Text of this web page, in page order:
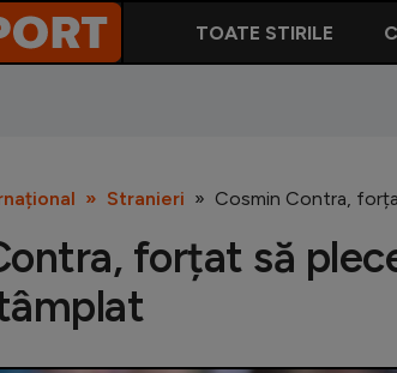
TOATE STIRILE
Stranieri Cosmin Contra,
forțat să